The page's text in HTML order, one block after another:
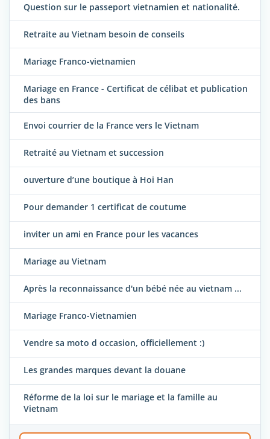
Question sur le passeport vietnamien et nationalité.
Retraite au Vietnam besoin de conseils
Mariage Franco-vietnamien
Mariage en France - Certificat de célibat et publication
des bans
Envoi courrier de la France vers le Vietnam
Retraité au Vietnam et succession
ouverture d’une boutique à Hoi Han
Pour demander 1 certificat de coutume
inviter un ami en France pour les vacances
Mariage au Vietnam
Après la reconnaissance d'un bébé née au vietnam ...
Mariage Franco-Vietnamien
Vendre sa moto d occasion, officiellement :)
Les grandes marques devant la douane
Réforme de la loi sur le mariage et la famille au
Vietnam